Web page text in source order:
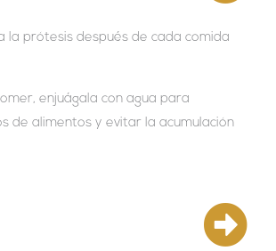
la prótesis después de cada comida
enjuágala con agua para
de alimentos y evitar la acumulación